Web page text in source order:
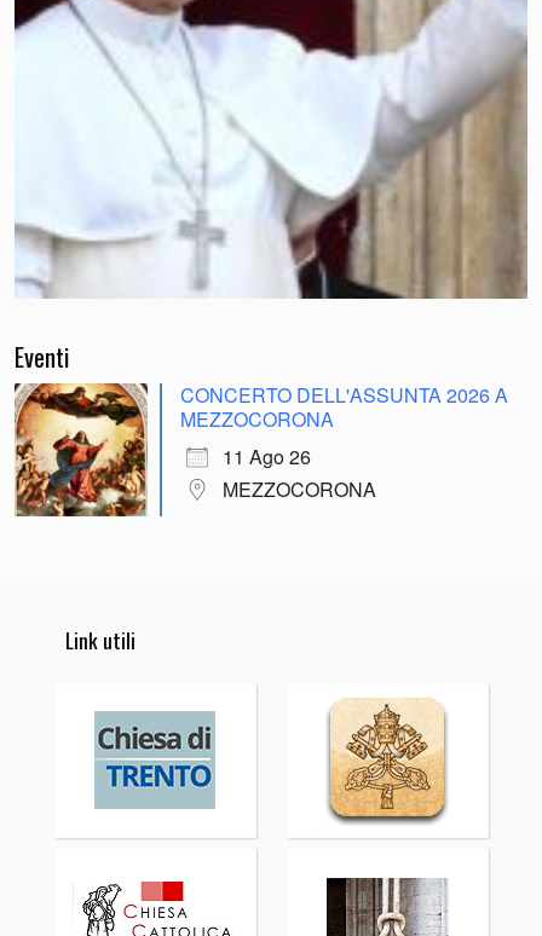
Eventi
CONCERTO DELL'ASSUNTA 2026 A
MEZZOCORONA
11 Ago 26
MEZZOCORONA
Link utili